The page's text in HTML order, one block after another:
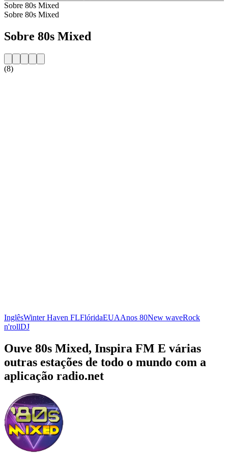
Sobre 80s Mixed
Sobre 80s Mixed
Sobre 80s Mixed
(8)
InglêsWinter Haven FLFlóridaEUAAnos 80New waveRock
n'rollDJ
Ouve 80s Mixed, Inspira FM E várias
outras estações de todo o mundo com a
aplicação radio.net